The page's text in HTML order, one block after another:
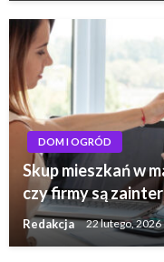
DOM I OGRÓD
Skup mieszkań w
czy firmy są
Redakcja 22 lutego, 2026